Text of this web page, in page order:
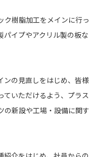
ク樹脂加工をメインに行っ
パイプやアクリル製の板な
ンの見直しをはじめ、皆様
ていただけるよう、プラス
の新設や工場・設備に関す